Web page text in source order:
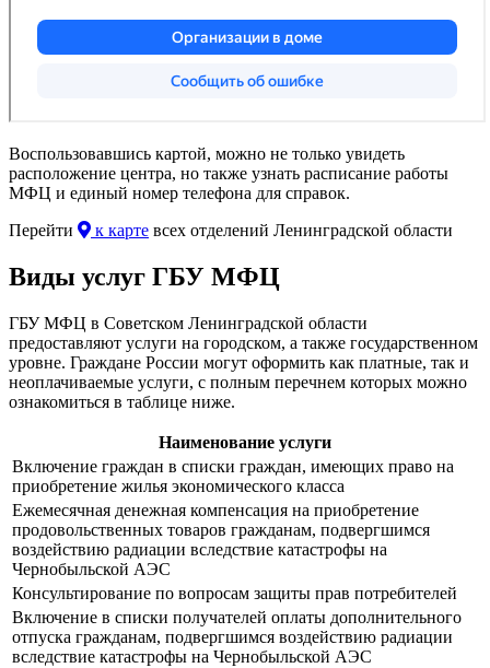
Воспользовавшись картой, можно не только увидеть
расположение центра, но также узнать расписание работы
МФЦ и единый номер телефона для справок.
Перейти
к карте всех отделений Ленинградской области
Виды услуг ГБУ МФЦ
ГБУ МФЦ в Советском Ленинградской области
предоставляют услуги на городском, а также государственном
уровне. Граждане России могут оформить как платные, так и
неоплачиваемые услуги, с полным перечнем которых можно
ознакомиться в таблице ниже.
Наименование услуги
Включение граждан в списки граждан, имеющих право на
приобретение жилья экономического класса
Ежемесячная денежная компенсация на приобретение
продовольственных товаров гражданам, подвергшимся
воздействию радиации вследствие катастрофы на
Чернобыльской АЭС
Консультирование по вопросам защиты прав потребителей
Включение в списки получателей оплаты дополнительного
отпуска гражданам, подвергшимся воздействию радиации
вследствие катастрофы на Чернобыльской АЭС